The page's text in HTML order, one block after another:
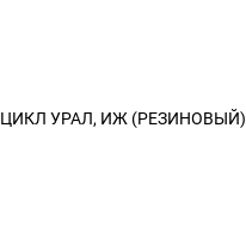
УРАЛ, ИЖ (РЕЗИНОВЫЙ)